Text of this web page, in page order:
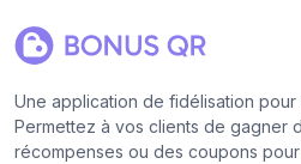
Une application de fidélisation
Permettez à vos clients de gagner
récompenses ou des coupons